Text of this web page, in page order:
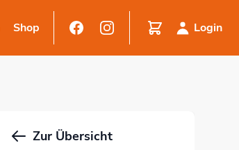
Shop Login
Zur Übersicht